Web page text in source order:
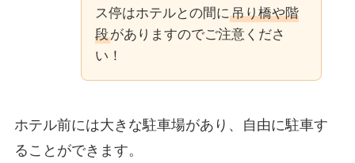
ス停はホテルとの間に吊り橋や階
段がありますのでご注意くださ
い！
ホテル前には大きな駐車場があり、自由に駐車す
ることができます。